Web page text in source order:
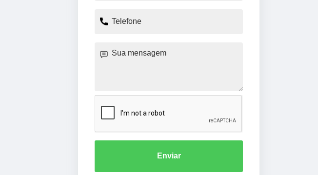
Enviar